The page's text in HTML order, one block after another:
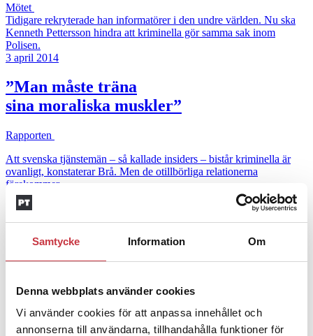
Samtycke Information Om
Denna webbplats använder cookies
Vi använder cookies för att anpassa innehållet och
annonserna till användarna, tillhandahålla funktioner för
Mötet
Tidigare rekryterade han informatörer i den undre världen. Nu ska
Kenneth Pettersson hindra att kriminella gör samma sak inom
Polisen.
3 april 2014
”Man måste träna
sina moraliska muskler”
Rapporten
Att svenska tjänstemän – så kallade insiders – bistår kriminella är
ovanligt, konstaterar Brå. Men de otillbörliga relationerna
förekommer.
Andra läser
3 juni 2026
Klart: Ingångslönen höjs med 2 300
kronor
4 juni 2026